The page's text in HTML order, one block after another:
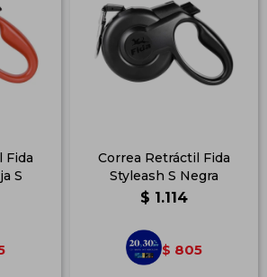
Fida
S
Correa Retráctil Fida
Styleash S Negra
$ 1.114
$ 805